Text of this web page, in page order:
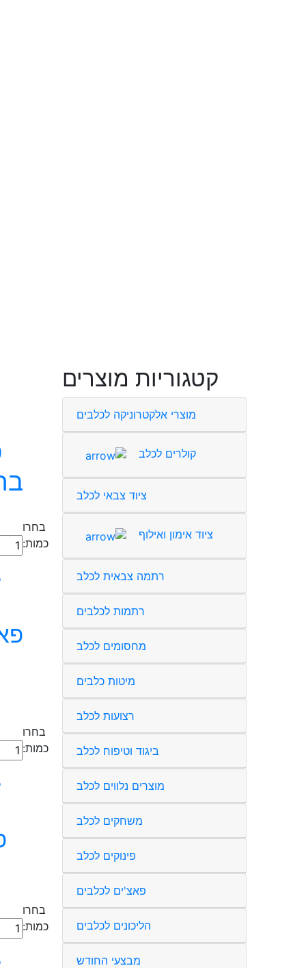
קטגוריות מוצרים
מוצרי אלקטרוניקה לכלבים
קולרים לכלב
ציוד צבאי לכלב
ציוד אימון ואילוף
רתמה צבאית לכלב
רתמות לכלבים
מחסומים לכלב
מיטות כלבים
רצועות לכלב
ביגוד וטיפוח לכלב
מוצרים נלווים לכלב
משחקים לכלב
פינוקים לכלב
פאצ'ים לכלבים
הליכונים לכלבים
מבצעי החודש
בחרו
כמות: כמות
של
ביחד
בחרו
כמות: כמות
של
בחרו
כמות: כמות
של